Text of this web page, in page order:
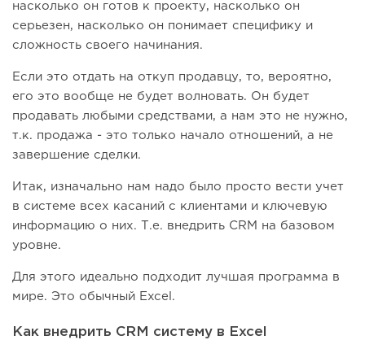
насколько он готов к проекту, насколько он
серьезен, насколько он понимает специфику и
сложность своего начинания.
Если это отдать на откуп продавцу, то, вероятно,
его это вообще не будет волновать. Он будет
продавать любыми средствами, а нам это не нужно,
т.к. продажа - это только начало отношений, а не
завершение сделки.
Итак, изначально нам надо было просто вести учет
в системе всех касаний с клиентами и ключевую
информацию о них. Т.е. внедрить CRM на базовом
уровне.
Для этого идеально подходит лучшая программа в
мире. Это обычный Excel.
Как внедрить CRM систему в Excel